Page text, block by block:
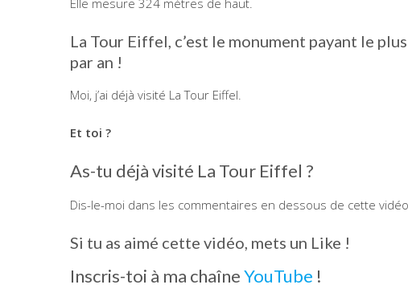
Elle mesure 324 mètres de haut.
La Tour Eiffel, c’est le monument payant le
par an !
Moi, j’ai déjà visité La Tour Eiffel.
Et toi ?
As-tu déjà visité La Tour Eiffel ?
Dis-le-moi dans les commentaires en dessous de cette
Si tu as aimé cette vidéo, mets un Like !
Inscris-toi à ma chaîneYouTube !